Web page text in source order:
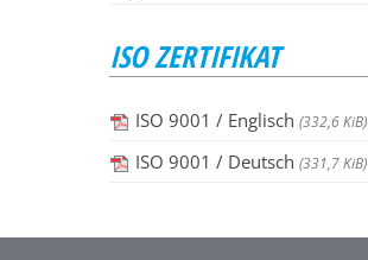
ISO ZERTIFIKAT
ISO 9001 / Englisch(332,6 KiB)
ISO 9001 / Deutsch(331,7 KiB)